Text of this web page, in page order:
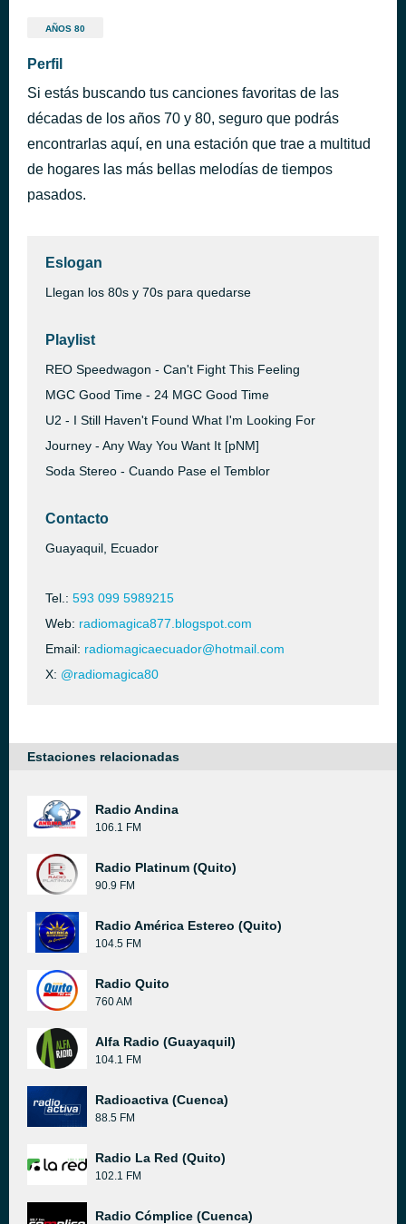
Losing My Religion
One Good Woman
Peter Cetera
The Mexican
Babe Ruth
hace 36 minutos
AÑOS 80
Perfil
Si estás buscando tus canciones favoritas de las
décadas de los años 70 y 80, seguro que podrás
encontrarlas aquí, en una estación que trae a multitud
de hogares las más bellas melodías de tiempos
pasados.
Eslogan
Llegan los 80s y 70s para quedarse
Playlist
REO Speedwagon - Can't Fight This Feeling
MGC Good Time - 24 MGC Good Time
U2 - I Still Haven't Found What I'm Looking For
Journey - Any Way You Want It [pNM]
Soda Stereo - Cuando Pase el Temblor
Contacto
Guayaquil, Ecuador
Tel.: 593 099 5989215
Web: radiomagica877.blogspot.com
Email: radiomagicaecuador@hotmail.com
X: @radiomagica80
Estaciones relacionadas
Radio Andina
106.1 FM
Radio Platinum (Quito)
90.9 FM
Radio América Estereo (Quito)
104.5 FM
Radio Quito
760 AM
Alfa Radio (Guayaquil)
104.1 FM
Radioactiva (Cuenca)
88.5 FM
Radio La Red (Quito)
102.1 FM
Radio Cómplice (Cuenca)